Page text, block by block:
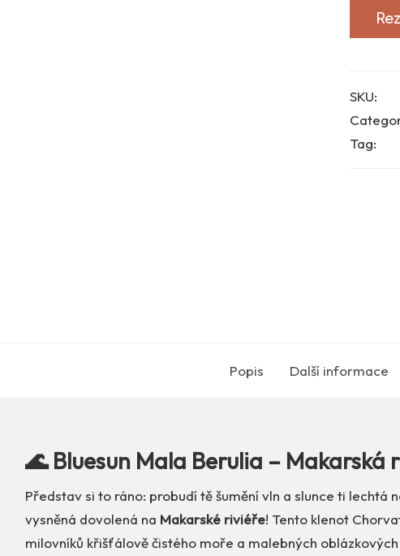
SKU:
Tag:
Popis Další informace
🌊 Bluesun Mala Berulia –
Představ si to ráno: probudí tě šumění vln a slunce ti lechtá
vysněná dovolená na Makarské riviéře! Tento klenot
milovníků křišťálově čistého moře a malebných